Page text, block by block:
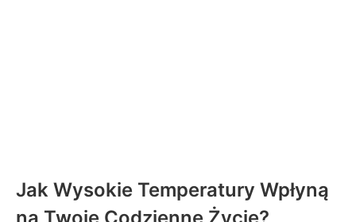
Jak Wysokie Temperatury Wpłyną